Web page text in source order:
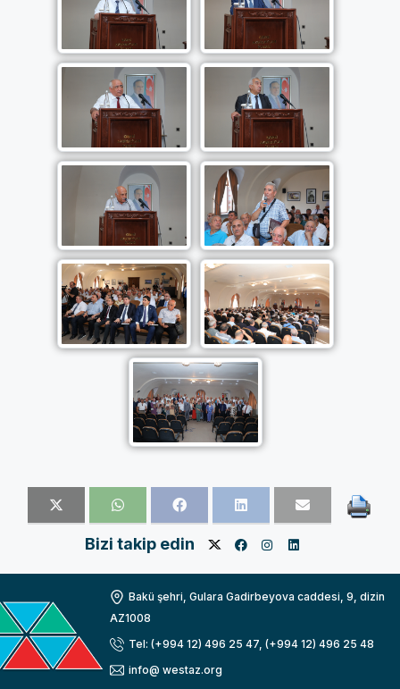
Bizi takip edin
Bakü şehri, Gulara Gadirbeyova caddesi, 9, dizin
AZ1008
Tel: (+994 12) 496 25 47, (+994 12) 496 25 48
info@ westaz.org